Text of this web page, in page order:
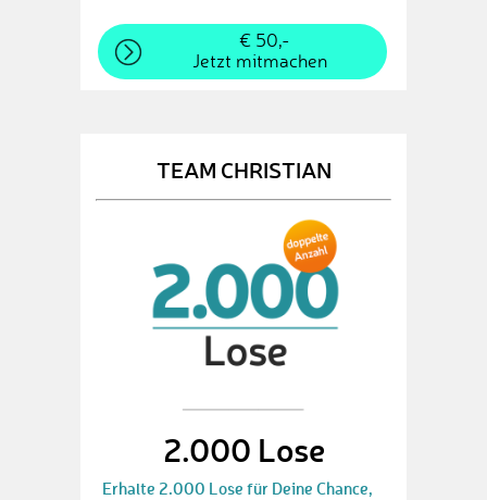
€ 50,-
Jetzt mitmachen
TEAM CHRISTIAN
2.000 Lose
Erhalte 2.000 Lose für Deine Chance,